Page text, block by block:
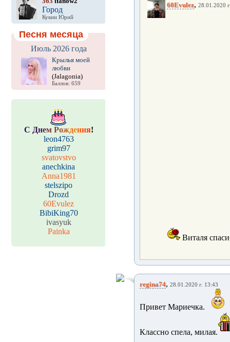
Город
Кукин Юрий
Песня месяца
Июль 2026 года
Крылья моей
любви
(Jalagonia)
Баллов: 659
С Днем Рождения!
leon4763
grim97
svatovstvo
anechkina
Anna1981
stelszipo
Drozd
60Evulez
BibiKing70
ivasyuk
Painka
60Evulez, 28.01.2020
Виталя
regina74, 28.01.2020 г. 13:43
Привет Мариечка.
Классно спела, милая.